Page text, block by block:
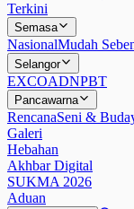
Terkini
Semasa
NasionalMudah
Selangor
EXCOADNPBT
Pancawarna
RencanaSeni &
Galeri
Hebahan
Akhbar Digital
SUKMA 2026
Aduan